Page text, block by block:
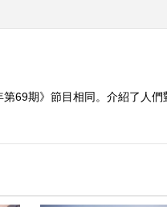
69期》節目相同。介紹了人